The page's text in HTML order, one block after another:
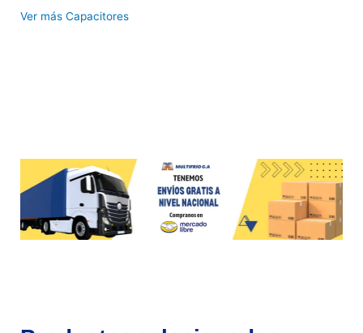
Ver más Capacitores